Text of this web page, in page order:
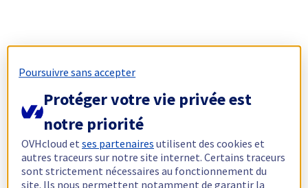
Poursuivre sans accepter
Protéger votre vie privée est
notre priorité
OVHcloud etses partenaires utilisent des cookies et
autres traceurs sur notre site internet. Certains traceurs
sont strictement nécessaires au fonctionnement du
site. Ils nous permettent notamment de garantir la